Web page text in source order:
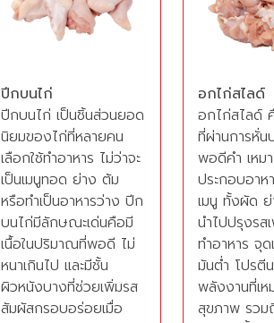
ปีกบนไก่
ปีกบนไก่ เป็นชิ้นส่วนยอด
นิยมของไก่ที่หลายคน
เลือกใช้ทำอาหาร ไม่ว่าจะ
เป็นเมนูทอด ย่าง ต้ม
หรือทำเป็นอาหารว่าง ปีก
บนไก่มีลักษณะเด่นคือมี
เนื้อในปริมาณที่พอดี ไม่
หนาเกินไป และมีชั้น
ผิวหนังบางที่ช่วยเพิ่มรส
สัมผัสกรอบอร่อยเมื่อ
อกไก่สไลด์
อกไก่สไลด์
ที่ผ่านการหั่น
พอดีคำ เหม
ประกอบอาห
เมนู ทั้งผัด
นำไปปรุงรส
ทำอาหาร จุ
มันต่ำ โปรตี
พลังงานที่เห
สุขภาพ รวม